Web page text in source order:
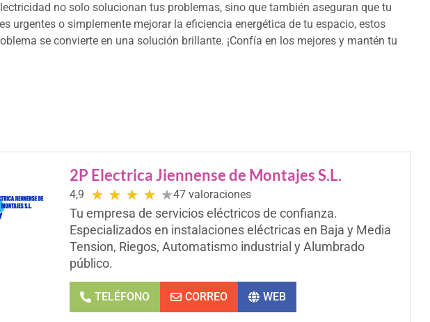
no solo solucionan tus problemas, sino que también aseguran que tu
urgentes o simplemente mejorar la eficiencia energética de tu espacio, estos
se convierte en una solución brillante. ¡Confía en los mejores y mantén tu
2P Electrica Jiennense de Montajes S.L.
4,9 ★ ★ ★ ★ ★47 valoraciones
Tu empresa de servicios eléctricos de confianza.
Especializados en instalaciones eléctricas en Baja y Media
Tension, Riegos, Automatismo industrial y Alumbrado
público.
TELÉFONO CORREO WEB